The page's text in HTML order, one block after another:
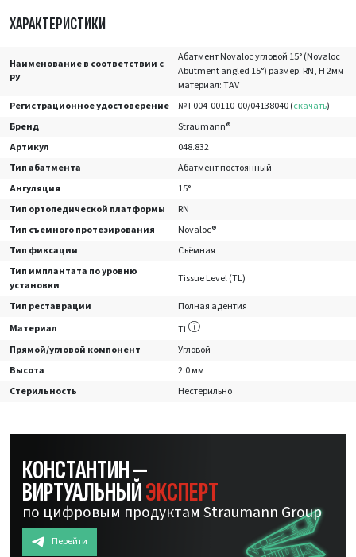
ХАРАКТЕРИСТИКИ
Наименование в соответствии с
РУ
Абатмент Novaloc угловой 15° (Novaloc
Abutment angled 15°) размер: RN, H 2мм
материал: TAV
Регистрационное удостоверение
№ Г004-00110-00/04138040 (скачать)
Бренд
Straumann®
Артикул
048.832
Тип абатмента
Абатмент постоянный
Ангуляция
15°
Тип ортопедической платформы
RN
Тип съемного протезирования
Novaloc®
Тип фиксации
Съёмная
Тип имплантата по уровню
установки
Tissue Level (TL)
Тип реставрации
Полная адентия
Материал
Ti
Прямой/угловой компонент
Угловой
Высота
2.0 мм
Стерильность
Нестерильно
КОНСТАНТИН —
ВИРТУАЛЬНЫЙЭКСПЕРТ
по цифровым продуктам Straumann Group
Перейти